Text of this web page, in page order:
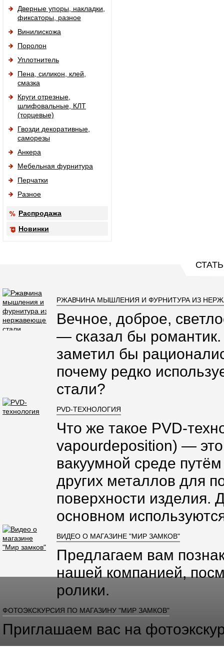
Дверные упоры, накладки,
фиксаторы, разное
Винилискожа
Поролон
Уплотнитель
Пена, силикон, клей,
смазка
Круги отрезные,
шлифовальные, КЛТ
(торцевые)
Гвозди декоративные,
саморезы
Анкера
Мебельная фурнитура
Перчатки
Разное
Распродажа
Новинки
РЖАВЧИНА МЫШЛЕНИЯ И ФУРНИТУРА ИЗ
Вечное, доброе,
— сказал бы
заметил бы
почему редко
стали?
PVD-ТЕХНОЛОГИЯ
Что же такое PVD-
vapourdeposition) —
вакуумной среде
других металлов для
поверхности изделия.
основном
ВИДЕО О МАГАЗИНЕ "МИР ЗАМКОВ"
Предлагаем вам
нашей компанией,
ролики.
ФОТОЭКСКУРСИЯ ПО МАГАЗИНУ "МИР ЗАМКОВ"
Приглашаем вас на